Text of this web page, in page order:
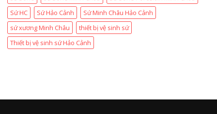
Sứ HC
Sứ Hảo Cảnh
Sứ Minh Châu Hảo Cảnh
sứ xương Minh Châu
thiết bị vệ sinh sứ
Thiết bị vệ sinh sứ Hảo Cảnh